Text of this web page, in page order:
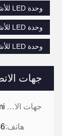
جهات
جهات الاتصال:
هاتف:
وحدة LED للأشعة فوق البنفسجية عالية الطاقة
وحدة LED للأشعة فوق البنفسجية 120 وات
وحدة LED للأشعة فوق البنفسجية 640 وات